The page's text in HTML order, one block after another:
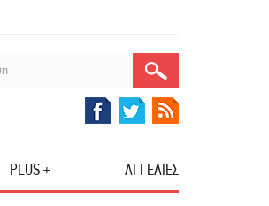
PLUS + ΑΓΓΕΛΙΕΣ